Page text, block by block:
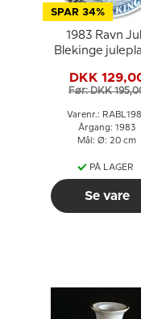
SPAR 34%
1983 Ravn
Blekinge
DKK
Før: DKK
Varenr.:
Årgang: 1983
Mål: Ø: 20 cm
PÅ LAGER
Se vare